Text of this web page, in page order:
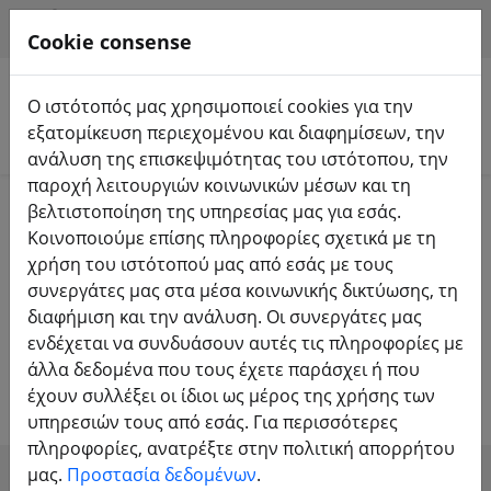
Αναζήτηση προϊόντων
Home Εξοπλισμός
Τηλεχειριστήριο FrSky
Δέκτης FrSky
Δέκτης FrSky RX - αξιόπιστος,
ισχυρός. Ιδανικός για copters και
αεροπλάνα
Cookie consense
Ο ιστότοπός μας χρησιμοποιεί cookies για την
εξατομίκευση περιεχομένου και διαφημίσεων, την
ανάλυση της επισκεψιμότητας του ιστότοπου, την
παροχή λειτουργιών κοινωνικών μέσων και τη
βελτιστοποίηση της υπηρεσίας μας για εσάς.
Κοινοποιούμε επίσης πληροφορίες σχετικά με τη
χρήση του ιστότοπού μας από εσάς με τους
συνεργάτες μας στα μέσα κοινωνικής δικτύωσης, τη
διαφήμιση και την ανάλυση. Οι συνεργάτες μας
ενδέχεται να συνδυάσουν αυτές τις πληροφορίες με
άλλα δεδομένα που τους έχετε παράσχει ή που
έχουν συλλέξει οι ίδιοι ως μέρος της χρήσης των
υπηρεσιών τους από εσάς. Για περισσότερες
πληροφορίες, ανατρέξτε στην πολιτική απορρήτου
μας. Προστασία δεδομένων.